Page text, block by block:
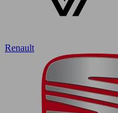
Renault